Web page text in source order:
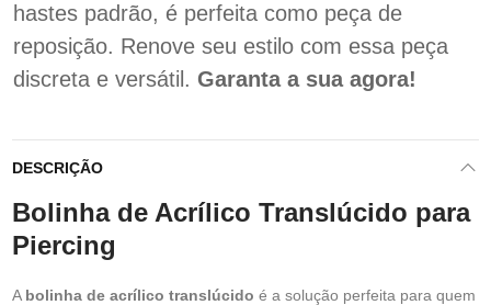
hastes padrão, é perfeita como peça de
reposição. Renove seu estilo com essa peça
discreta e versátil. Garanta a sua agora!
DESCRIÇÃO
Bolinha de Acrílico Translúcido para
Piercing
A bolinha de acrílico translúcido é a solução perfeita para quem